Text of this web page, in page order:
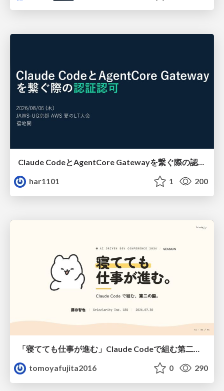
Claude CodeとAgentCore Gatewayを繋ぐ際の認証認可 / Authentication and authorization when connecting Claude Code with AgentCore Gateway
har1101
1 200
tomoyafujita2016
0 290